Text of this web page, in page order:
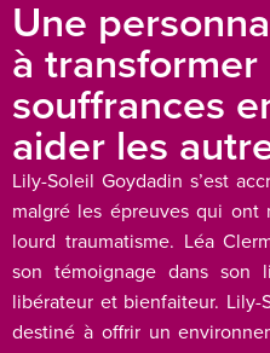
Une
à transformer
souffrances
aider les
Lily-Soleil Goydadin s’est
malgré les épreuves qui ont
lourd traumatisme. Léa
son témoignage dans son
libérateur et bienfaiteur.
destiné à offrir un